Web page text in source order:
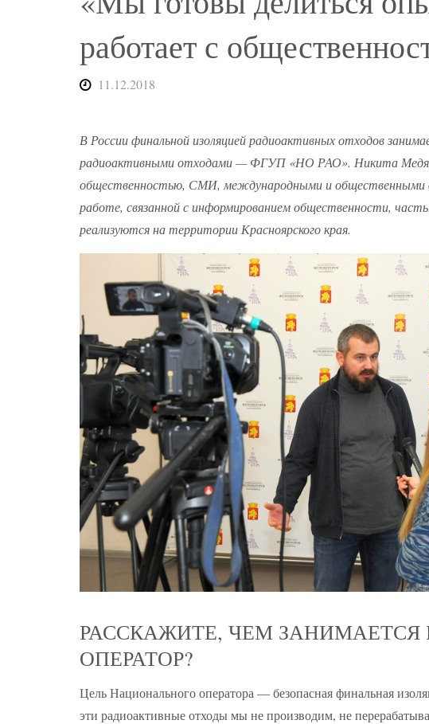
работает с
11.12.2018
В России финальной изоляцией радиоактивных отходов
радиоактивными отходами — ФГУП «НО РАО». Никита
общественностью, СМИ, международными и общественными
работе, связанной с информированием общественности,
реализуются на территории Красноярского края.
РАССКАЖИТЕ, ЧЕМ
ОПЕРАТОР?
Цель Национального оператора — безопасная финальная
эти радиоактивные отходы мы не производим, не